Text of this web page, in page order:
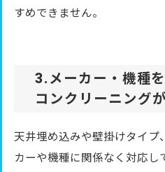
すめできません。
3.メーカー・機種
コンクリーニング
天井埋め込みや壁掛けタイプ
カーや機種に関係なく対応し